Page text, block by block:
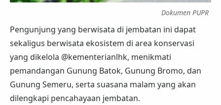
Dokumen PUPR
Pengunjung yang berwisata di jembatan ini dapat
sekaligus berwisata ekosistem di area konservasi
yang dikelola @kementerianlhk, menikmati
pemandangan Gunung Batok, Gunung Bromo, dan
Gunung Semeru, serta suasana malam yang akan
dilengkapi pencahayaan jembatan.